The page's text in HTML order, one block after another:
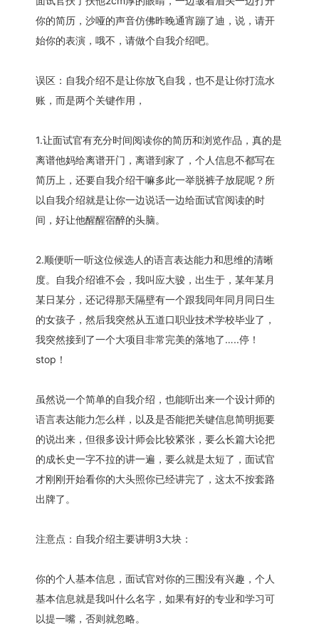
你的简历，沙哑的声音仿佛昨晚通宵蹦了迪，说，请开
始你的表演，哦不，请做个自我介绍吧。
误区：自我介绍不是让你放飞自我，也不是让你打流水
账，而是两个关键作用，
1.让面试官有充分时间阅读你的简历和浏览作品，真的是
离谱他妈给离谱开门，离谱到家了，个人信息不都写在
简历上，还要自我介绍干嘛多此一举脱裤子放屁呢？所
以自我介绍就是让你一边说话一边给面试官阅读的时
间，好让他醒醒宿醉的头脑。
2.顺便听一听这位候选人的语言表达能力和思维的清晰
度。自我介绍谁不会，我叫应大骏，出生于，某年某月
某日某分，还记得那天隔壁有一个跟我同年同月同日生
的女孩子，然后我突然从五道口职业技术学校毕业了，
我突然接到了一个大项目非常完美的落地了…..停！
stop！
虽然说一个简单的自我介绍，也能听出来一个设计师的
语言表达能力怎么样，以及是否能把关键信息简明扼要
的说出来，但很多设计师会比较紧张，要么长篇大论把
的成长史一字不拉的讲一遍，要么就是太短了，面试官
才刚刚开始看你的大头照你已经讲完了，这太不按套路
出牌了。
注意点：自我介绍主要讲明3大块：
你的个人基本信息，面试官对你的三围没有兴趣，个人
基本信息就是我叫什么名字，如果有好的专业和学习可
以提一嘴，否则就忽略。